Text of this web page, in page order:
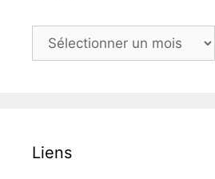
Archives
Liens